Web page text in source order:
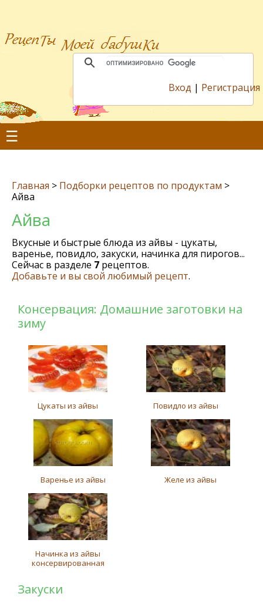
Вход | Регистрация
☰
Главная > Подборки рецептов по продуктам >
Айва
Айва
Вкусные и быстрые блюда из айвы - цукаты,
варенье, повидло, закуски, начинка для пирогов...
Сейчас в разделе 7 рецептов.
Добавьте и вы свой любимый рецепт.
Консервация: Домашние заготовки на
зиму
Цукаты из айвы Повидло из айвы
Варенье из айвы Желе из айвы
Начинка из айвы
консервированная
Закуски